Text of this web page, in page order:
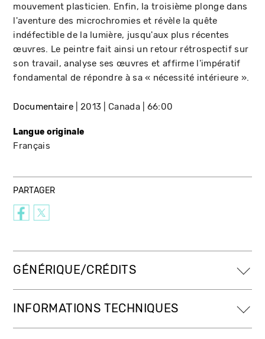
mouvement plasticien. Enfin, la troisième plonge dans
l'aventure des microchromies et révèle la quête
indéfectible de la lumière, jusqu'aux plus récentes
œuvres. Le peintre fait ainsi un retour rétrospectif sur
son travail, analyse ses œuvres et affirme l'impératif
fondamental de répondre à sa « nécessité intérieure ».
Documentaire 2013 Canada 66:00
Langue originale
Français
PARTAGER
GÉNÉRIQUE/CRÉDITS
INFORMATIONS TECHNIQUES